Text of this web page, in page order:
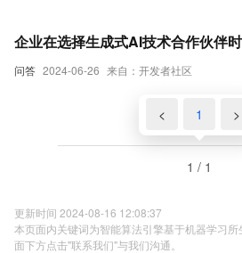
问答 2024-06-26 来自：开发者社区
企业在选择生成式AI技术合作伙伴
< 1 >
1 / 1
更新时间 2024-08-16 12:08:37
本页面内关键词为智能算法引擎基于机器学习
面下方点击"联系我们"与我们沟通。